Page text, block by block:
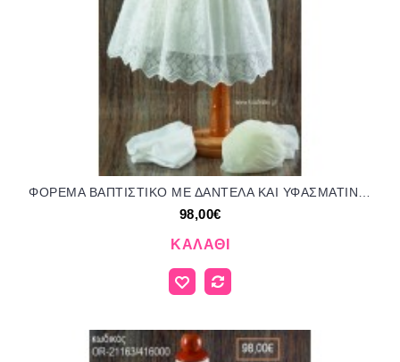
98,00€
ΚΑΛΆΘΙ